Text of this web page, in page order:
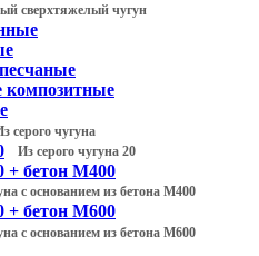
сверхтяжелый чугун
композитные
серого чугуна
Из серого чугуна 20
бетон М400
с основанием из бетона М400
бетон М600
с основанием из бетона М600